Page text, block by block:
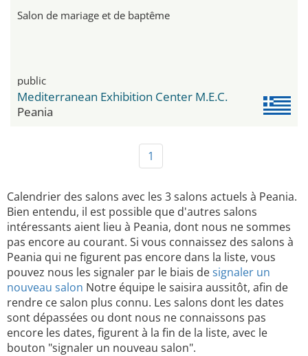
Salon de mariage et de baptême
public
Mediterranean Exhibition Center M.E.C.
Peania
1
Calendrier des salons avec les 3 salons actuels à Peania.
Bien entendu, il est possible que d'autres salons
intéressants aient lieu à Peania, dont nous ne sommes
pas encore au courant. Si vous connaissez des salons à
Peania qui ne figurent pas encore dans la liste, vous
pouvez nous les signaler par le biais designaler un
nouveau salon Notre équipe le saisira aussitôt, afin de
rendre ce salon plus connu. Les salons dont les dates
sont dépassées ou dont nous ne connaissons pas
encore les dates, figurent à la fin de la liste, avec le
bouton "signaler un nouveau salon".